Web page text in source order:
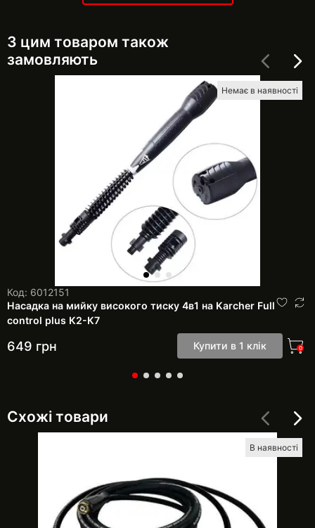
З цим товаром також
замовляють
Немає в наявності
Код: 6012151
Насадка на мийку високого тиску 4в1 на Karcher Full
control plus К2-К7
649 грн Купити в 1 клік 0
Схожі товари
В наявності